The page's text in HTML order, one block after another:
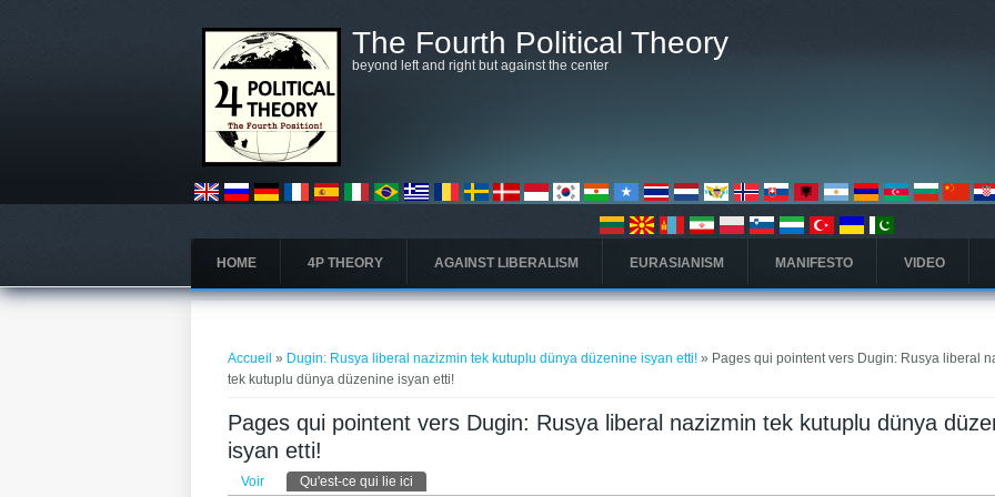
The Fourth Political Theory
beyond left and right but against the center
HOME 4P THEORY AGAINST LIBERALISM EURASIANISM MANIFESTO VIDEO
Accueil » Dugin: Rusya liberal nazizmin tek kutuplu dünya düzenine isyan etti! » Pages qui pointent vers Dugin: Rusya liberal
tek kutuplu dünya düzenine isyan etti!
Pages qui pointent vers Dugin: Rusya liberal nazizmin tek kutuplu dünya
isyan etti!
Onglets principaux
Voir Qu'est-ce qui lie ici